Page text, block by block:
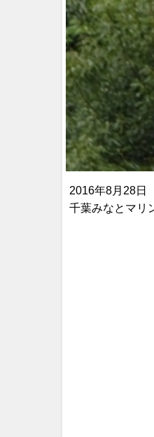
2016年8月28日
千葉みなとマリ